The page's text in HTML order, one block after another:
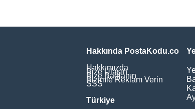
Hakkında PostaKodu.co
Hakkımızda
Bize Ulaşın
Bize Bağlanın
Bizimle Reklam Verin
SSS
Türkiye